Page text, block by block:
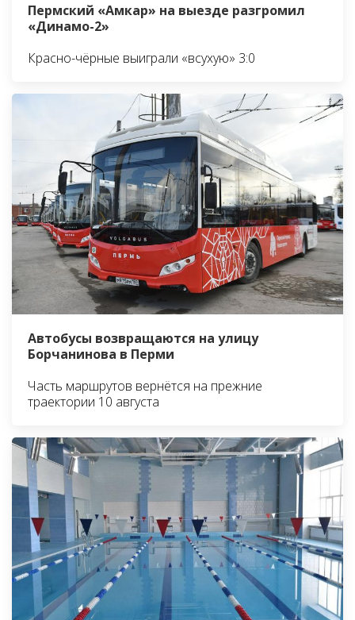
Пермский «Амкар» на выезде разгромил
«Динамо-2»
Красно-чёрные выиграли «всухую» 3:0
Автобусы возвращаются на улицу
Борчанинова в Перми
Часть маршрутов вернётся на прежние
траектории 10 августа